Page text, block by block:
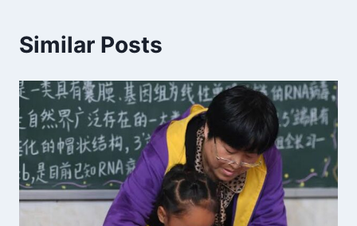
Similar Posts